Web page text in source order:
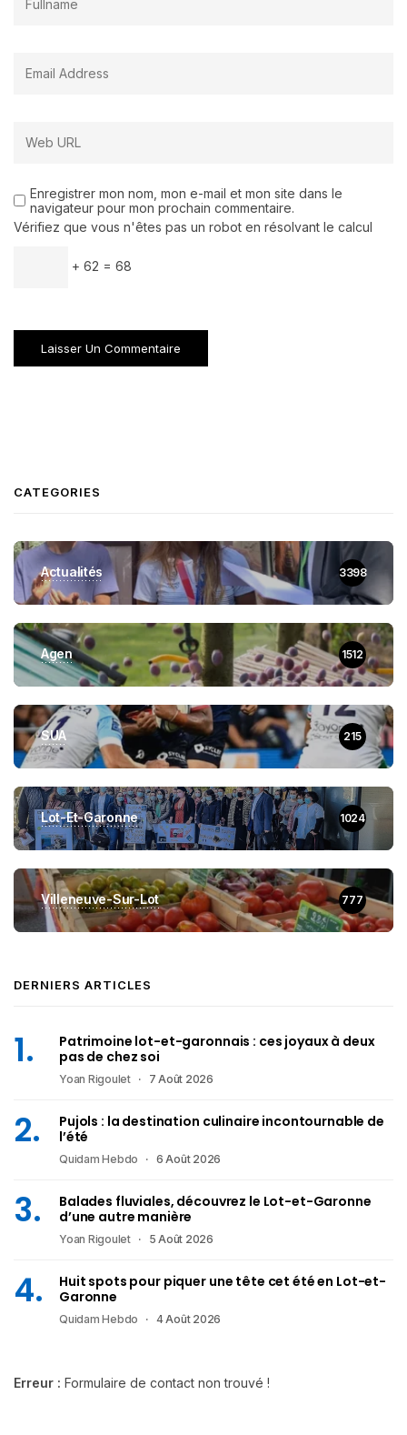
Enregistrer mon nom, mon e-mail et mon site dans le
navigateur pour mon prochain commentaire.
Vérifiez que vous n'êtes pas un robot en résolvant le calcul
+ 62 = 68
CATEGORIES
Actualités 3398
Agen 1512
SUA 215
Lot-Et-Garonne 1024
Villeneuve-Sur-Lot 777
DERNIERS ARTICLES
Patrimoine lot-et-garonnais : ces joyaux à deux
pas de chez soi
Yoan Rigoulet 7 Août 2026
Pujols : la destination culinaire incontournable de
l’été
Quidam Hebdo 6 Août 2026
Balades fluviales, découvrez le Lot-et-Garonne
d’une autre manière
Yoan Rigoulet 5 Août 2026
Huit spots pour piquer une tête cet été en Lot-et-
Garonne
Quidam Hebdo 4 Août 2026
Erreur : Formulaire de contact non trouvé !